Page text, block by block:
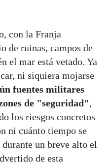
con la Franja
de ruinas, campos de
el mar está vetado. Ya
ni siquiera mojarse
fuentes militares
de "seguridad",
los riesgos concretos
ni cuánto tiempo se
un breve alto el
de esta